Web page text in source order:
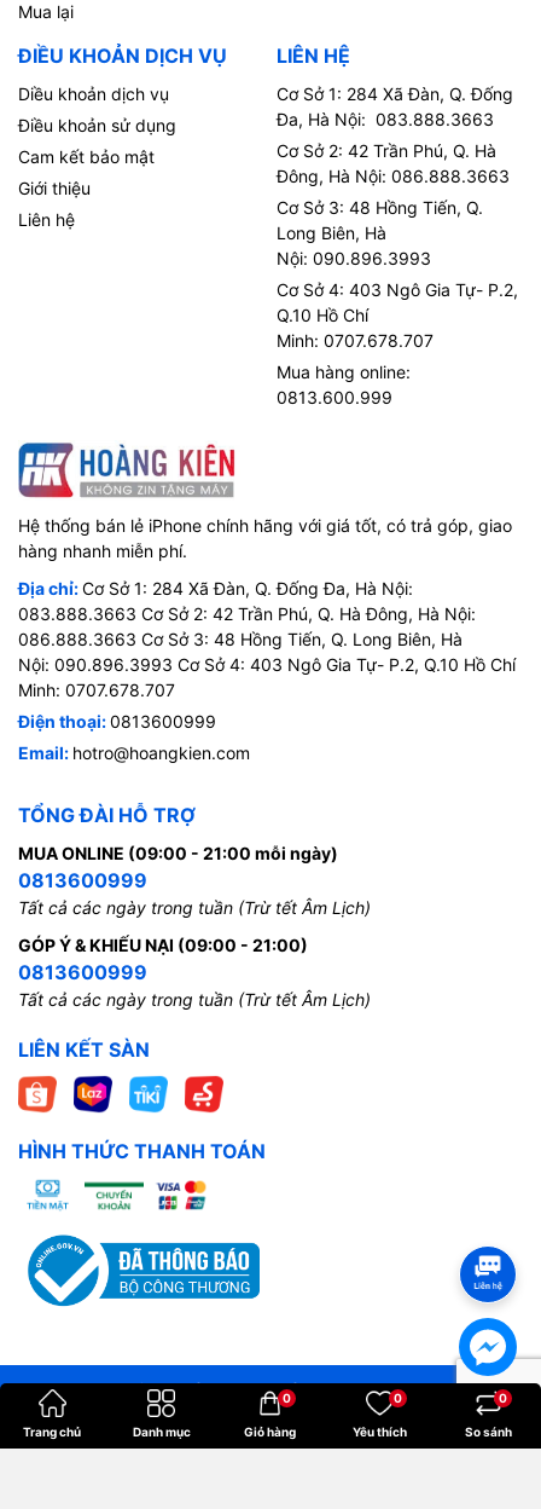
Mua lại
ĐIỀU KHOẢN DỊCH VỤ
Diều khoản dịch vụ
Điều khoản sử dụng
Cam kết bảo mật
Giới thiệu
Liên hệ
LIÊN HỆ
Cơ Sở 1: 284 Xã Đàn, Q. Đống
Đa, Hà Nội: 083.888.3663
Cơ Sở 2: 42 Trần Phú, Q. Hà
Đông, Hà Nội: 086.888.3663
Cơ Sở 3: 48 Hồng Tiến, Q.
Long Biên, Hà
Nội: 090.896.3993
Cơ Sở 4: 403 Ngô Gia Tự- P.2,
Q.10 Hồ Chí
Minh: 0707.678.707
Mua hàng online:
0813.600.999
Hệ thống bán lẻ iPhone chính hãng với giá tốt, có trả góp, giao
hàng nhanh miễn phí.
Địa chỉ:Cơ Sở 1: 284 Xã Đàn, Q. Đống Đa, Hà Nội:
083.888.3663 Cơ Sở 2: 42 Trần Phú, Q. Hà Đông, Hà Nội:
086.888.3663 Cơ Sở 3: 48 Hồng Tiến, Q. Long Biên, Hà
Nội: 090.896.3993 Cơ Sở 4: 403 Ngô Gia Tự- P.2, Q.10 Hồ Chí
Minh: 0707.678.707
Điện thoại:0813600999
Email: hotro@hoangkien.com
TỔNG ĐÀI HỖ TRỢ
MUA ONLINE (09:00 - 21:00 mỗi ngày)
0813600999
Tất cả các ngày trong tuần (Trừ tết Âm Lịch)
GÓP Ý & KHIẾU NẠI (09:00 - 21:00)
0813600999
Tất cả các ngày trong tuần (Trừ tết Âm Lịch)
LIÊN KẾT SÀN
HÌNH THỨC THANH TOÁN
Bản quyền thuộc vềHoangkien.
Cung cấp bởi
Trang chủ Danh mục Giỏ hàng
0
Yêu thích
0
So sánh
0